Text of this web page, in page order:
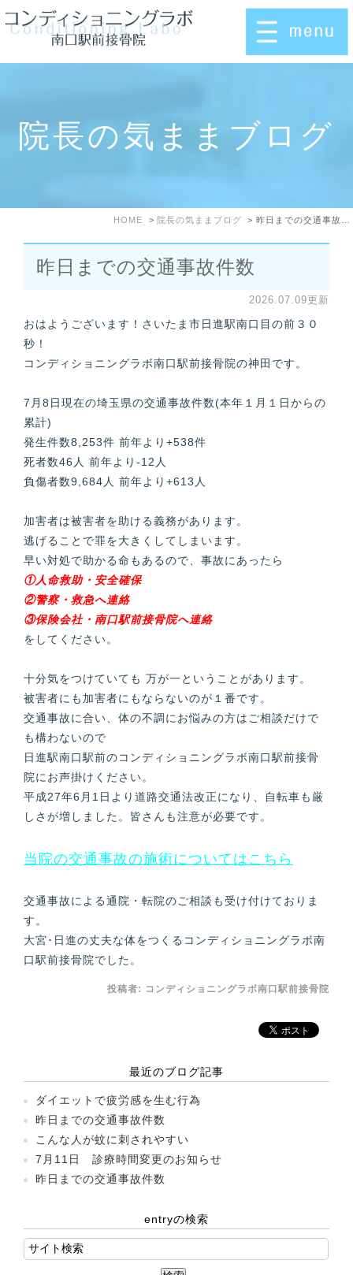
院長の気ままブログ
HOME 院長の気ままブログ
昨日までの交通事故件数
2026.07.09更新
おはようございます！さいたま市日進駅南口目の前３０
秒！
コンディショニングラボ南口駅前接骨院の神田です。
7月8日現在の埼玉県の交通事故件数(本年１月１日からの
累計)
発生件数8,253件 前年より+538件
死者数46人 前年より-12人
負傷者数9,684人 前年より+613人
加害者は被害者を助ける義務があります。
逃げることで罪を大きくしてしまいます。
早い対処で助かる命もあるので、事故にあったら
①人命救助・安全確保
②警察・救急へ連絡
③保険会社・南口駅前接骨院へ連絡
をしてください。
十分気をつけていても 万が一ということがあります。
被害者にも加害者にもならないのが１番です。
交通事故に合い、体の不調にお悩みの方はご相談だけで
も構わないので
日進駅南口駅前のコンディショニングラボ南口駅前接骨
院にお声掛けください。
平成27年6月1日より道路交通法改正になり、自転車も厳
しさが増しました。皆さんも注意が必要です。
当院の交通事故の施術についてはこちら
交通事故による通院・転院のご相談も受け付けておりま
す。
大宮･日進の丈夫な体をつくるコンディショニングラボ南
口駅前接骨院でした。
投稿者: コンディショニングラボ南口駅前接骨院
最近のブログ記事
ダイエットで疲労感を生む行為
昨日までの交通事故件数
こんな人が蚊に刺されやすい
7月11日 診療時間変更のお知らせ
昨日までの交通事故件数
entryの検索